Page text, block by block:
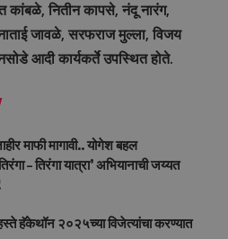
नितीन कापसे, नंदू नारंग,
जावळे, सरफराज मुल्ला, विजय
आदी कार्यकर्ते उपस्थित होते.
माफी मागावी.. योगेश बहल
– तिरंगा यात्रा’ अभियानाची जय्यत
हस्ते हॅकेथॉन २०२५च्या विजेत्यांचा करण्यात